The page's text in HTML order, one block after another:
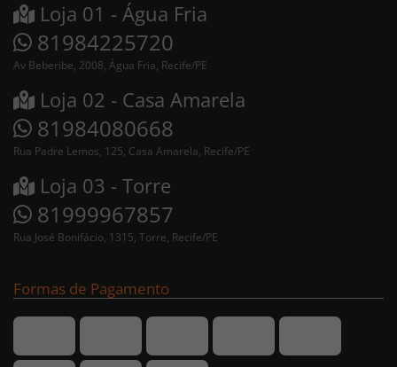
Loja 01 - Água Fria
81984225720
Av Beberibe, 2008, Água Fria, Recife/PE
Loja 02 - Casa Amarela
81984080668
Rua Padre Lemos, 125, Casa Amarela, Recife/PE
Loja 03 - Torre
81999967857
Rua José Bonifácio, 1315, Torre, Recife/PE
Formas de Pagamento